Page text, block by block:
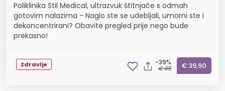
Poliklinika Stil Medical, ultrazvuk štitnjače s odmah
gotovim nalazima - Naglo ste se udebljali, umorni ste i
dekoncentrirani? Obavite pregled prije nego bude
prekasno!
Zdravlje -39%
€ 65 € 39,90